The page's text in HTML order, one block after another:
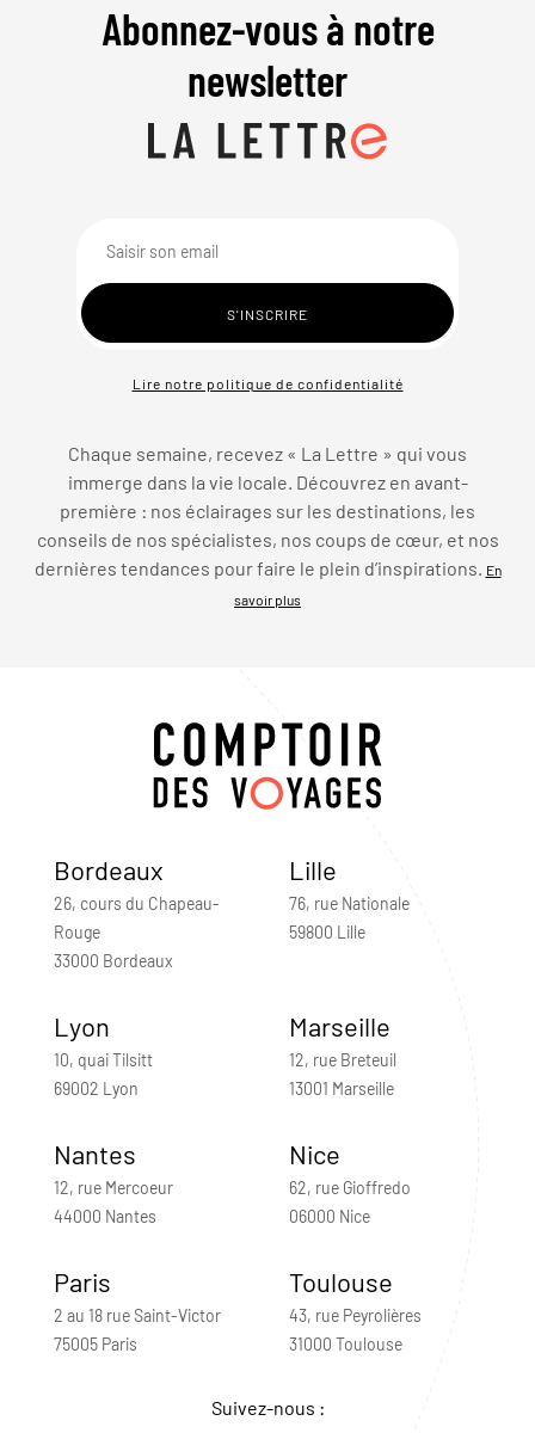
Abonnez-vous à notre
newsletter
Lire notre politique de confidentialité
Chaque semaine, recevez « La Lettre » qui vous
immerge dans la vie locale. Découvrez en avant-
première : nos éclairages sur les destinations, les
conseils de nos spécialistes, nos coups de cœur, et nos
dernières tendances pour faire le plein d’inspirations.
En
savoir plus
Bordeaux
26, cours du Chapeau-
Rouge
33000 Bordeaux
Lille
76, rue Nationale
59800 Lille
Lyon
10, quai Tilsitt
69002 Lyon
Marseille
12, rue Breteuil
13001 Marseille
Nantes
12, rue Mercoeur
44000 Nantes
Nice
62, rue Gioffredo
06000 Nice
Paris
2 au 18 rue Saint-Victor
75005 Paris
Toulouse
43, rue Peyrolières
31000 Toulouse
Suivez-nous :